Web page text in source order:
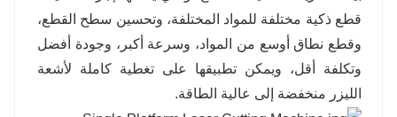
قطع ذكية مختلفة للمواد المختلفة، وتحسين سطح القطع،
وقطع نطاق أوسع من المواد، وسرعة أكبر، وجودة أفضل
وتكلفة أقل، ويمكن تطبيقها على تغطية كاملة لأشعة
الليزر منخفضة إلى عالية الطاقة.